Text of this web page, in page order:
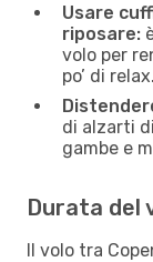
Usare
riposare:
volo per
po’ di relax.
di alzarti
gambe e
Durata del
Il volo tra